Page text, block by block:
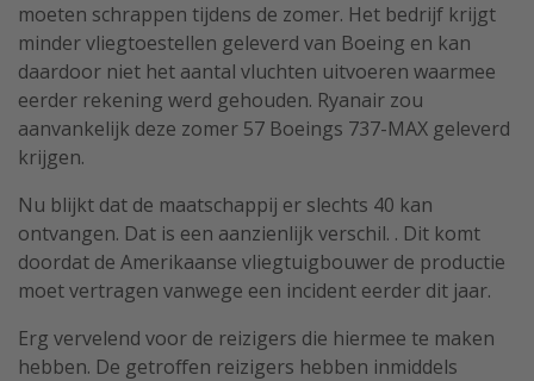
Disneyland Parijs
Strandvakantie in Italië
Strandvakantie in Nederland
All inclusive vakantie in Griekenland
moeten schrappen tijdens de zomer. Het bedrijf krijgt
minder vliegtoestellen geleverd van Boeing en kan
daardoor niet het aantal vluchten uitvoeren waarmee
eerder rekening werd gehouden. Ryanair zou
aanvankelijk deze zomer 57 Boeings 737-MAX geleverd
krijgen.
Nu blijkt dat de maatschappij er slechts 40 kan
ontvangen. Dat is een aanzienlijk verschil. . Dit komt
doordat de Amerikaanse vliegtuigbouwer de productie
moet vertragen vanwege een incident eerder dit jaar.
Erg vervelend voor de reizigers die hiermee te maken
hebben. De getroffen reizigers hebben inmiddels